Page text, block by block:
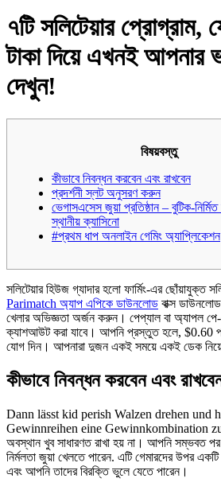
৭টি সলিটেয়ার
টাকা দিয়ে এখনই আপনার
দেখুন!
বিষয়বস্তু
কীভাবে নিবন্ধন করবেন এবং রাখবেন
প্রদর্শনী স্লট অনুসরণ করুন
ভেগাসএসেস জুয়া প্রতিষ্ঠান – বুটিক-
স্থানীয় ক্যাসিনো
#প্রথম ধাপ অনলাইন গেমিং অ্যাপ্লিকেশন
সলিটেয়ার হিউজ গ্যাদার হলো ফার্মিং-এর ছোঁয়াযুক্ত
Parimatch অ্যাপ এপিকে ডাউনলোড বাক্স
খেলার অভিজ্ঞতা অর্জন করুন। পেপ্যাল ​​বা অ্যাপল পে-
ক্যাশআউট করা যাবে। আপনি প্রস্তুত হলে, $0.60
যোগ দিন। আপনারা দুজন একই সময়ে একই ডেক
কীভাবে নিবন্ধন করবেন এবং
Dann lässt kid perish Walzen drehen und
Gewinnreihen eine Gewinnkombination
অবস্থান খুব সাধারণত রাখা হয় না। আপনি সম্ভবত পর
নির্মলতা জুয়া খেলতে পারেন. এটি গেমারদের উপর একটি
এবং আপনি তাদের বিরক্তি ভুলে যেতে পারেন।